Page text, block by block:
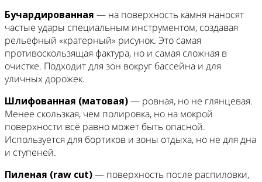
Бучардированная — на поверхность камня наносят
частые удары специальным инструментом, создавая
рельефный «кратерный» рисунок. Это самая
противоскользящая фактура, но и самая сложная в
очистке. Подходит для зон вокруг бассейна и для
уличных дорожек.
Шлифованная (матовая)— ровная, но не глянцевая.
Менее скользкая, чем полировка, но на мокрой
поверхности всё равно может быть опасной.
Используется для бортиков и зоны отдыха, но не для дна
и ступеней.
Пиленая (raw cut)— поверхность после распиловки,